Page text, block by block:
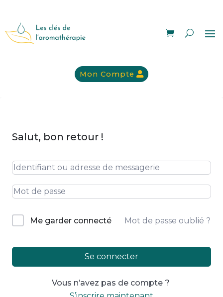
Mon Compte
Salut, bon retour !
Me garder connecté Mot de passe oublié ?
Se connecter
Vous n’avez pas de compte ?